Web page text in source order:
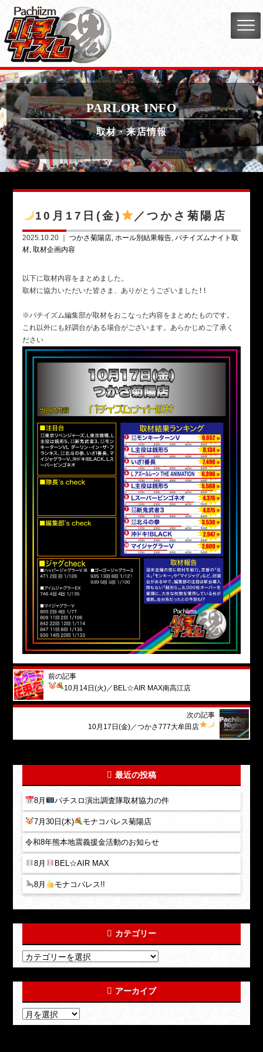
PARLOR INFO
取材・来店情報
10月17日(金) ／つかさ菊陽店
2025.10.20 ｜つかさ菊陽店 ホール別結果報告 パチイズムナイト取
材 取材企画内容
以下に取材内容をまとめました。
取材に協力いただいた皆さま、ありがとうございました!!
※パチイズム編集部が取材をおこなった内容をまとめたものです。
これ以外にも好調台がある場合がございます。あらかじめご了承く
ださい
前の記事
10月14日(火)／BEL☆AIR MAX南高江店
次の記事
10月17日(金) ／つかさ777大牟田店
最近の投稿
8月 パチスロ演出調査隊取材協力の件
7月30日(木) モナコパレス菊陽店
令和8年熊本地震義援金活動のお知らせ
8月 BEL☆AIR MAX
8月 モナコパレス!!
カテゴリー
アーカイブ